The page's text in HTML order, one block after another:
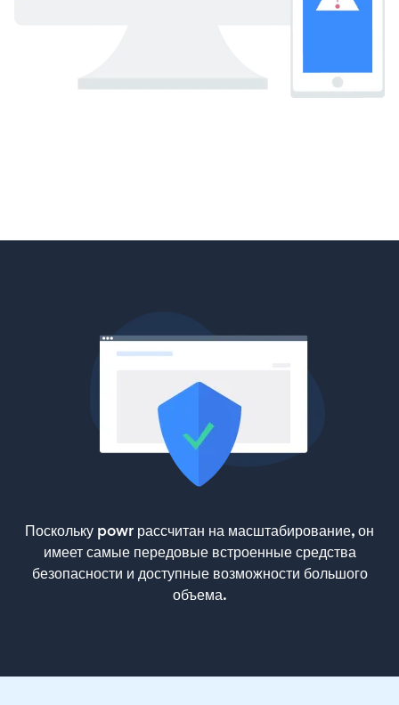
Поскольку powr рассчитан на масштабирование, он
имеет самые передовые встроенные средства
безопасности и доступные возможности большого
объема.